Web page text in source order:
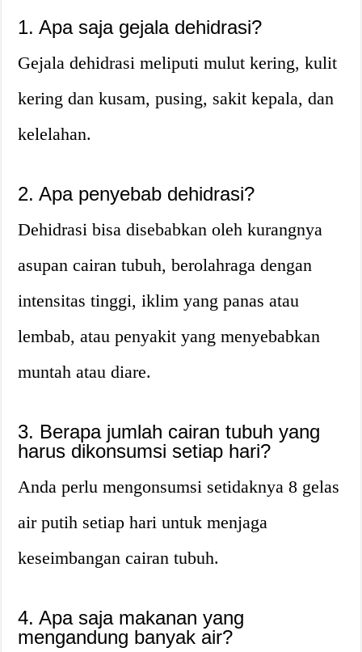
1. Apa saja gejala dehidrasi?
Gejala dehidrasi meliputi mulut kering, kulit
kering dan kusam, pusing, sakit kepala, dan
kelelahan.
2. Apa penyebab dehidrasi?
Dehidrasi bisa disebabkan oleh kurangnya
asupan cairan tubuh, berolahraga dengan
intensitas tinggi, iklim yang panas atau
lembab, atau penyakit yang menyebabkan
muntah atau diare.
3. Berapa jumlah cairan tubuh yang
harus dikonsumsi setiap hari?
Anda perlu mengonsumsi setidaknya 8 gelas
air putih setiap hari untuk menjaga
keseimbangan cairan tubuh.
4. Apa saja makanan yang
mengandung banyak air?